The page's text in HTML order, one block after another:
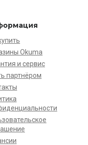
Okuma
и сервис
партнёром